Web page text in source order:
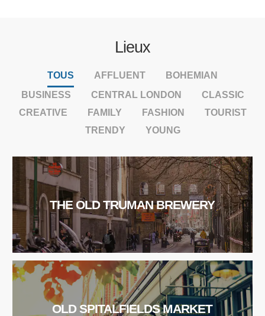
Lieux
TOUS AFFLUENT
BOHEMIAN
BUSINESS
CENTRAL LONDON
CLASSIC
CREATIVE
FAMILY FASHION
TOURIST
TRENDY
YOUNG
THE OLD TRUMAN BREWERY
OLD SPITALFIELDS MARKET